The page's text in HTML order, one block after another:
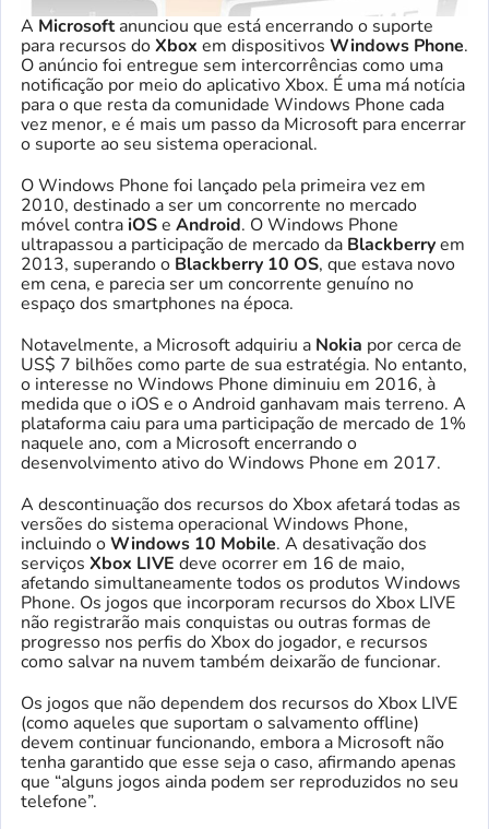
A Microsoftanunciou que está encerrando o suporte
para recursos doXbox em dispositivos Windows Phone.
O anúncio foi entregue sem intercorrências como uma
notificação por meio do aplicativo Xbox. É uma má notícia
para o que resta da comunidade Windows Phone cada
vez menor, e é mais um passo da Microsoft para encerrar
o suporte ao seu sistema operacional.
O Windows Phone foi lançado pela primeira vez em
2010, destinado a ser um concorrente no mercado
móvel contraiOSe Android. O Windows Phone
ultrapassou a participação de mercado da Blackberryem
2013, superando o Blackberry 10 OS, que estava novo
em cena, e parecia ser um concorrente genuíno no
espaço dos smartphones na época.
Notavelmente, a Microsoft adquiriu a Nokia por cerca de
US$ 7 bilhões como parte de sua estratégia. No entanto,
o interesse no Windows Phone diminuiu em 2016, à
medida que o iOS e o Android ganhavam mais terreno. A
plataforma caiu para uma participação de mercado de 1%
naquele ano, com a Microsoft encerrando o
desenvolvimento ativo do Windows Phone em 2017.
A descontinuação dos recursos do Xbox afetará todas as
versões do sistema operacional Windows Phone,
incluindo oWindows 10 Mobile. A desativação dos
serviços Xbox LIVE deve ocorrer em 16 de maio,
afetando simultaneamente todos os produtos Windows
Phone. Os jogos que incorporam recursos do Xbox LIVE
não registrarão mais conquistas ou outras formas de
progresso nos perfis do Xbox do jogador, e recursos
como salvar na nuvem também deixarão de funcionar.
Os jogos que não dependem dos recursos do Xbox LIVE
(como aqueles que suportam o salvamento offline)
devem continuar funcionando, embora a Microsoft não
tenha garantido que esse seja o caso, afirmando apenas
que “alguns jogos ainda podem ser reproduzidos no seu
telefone”.